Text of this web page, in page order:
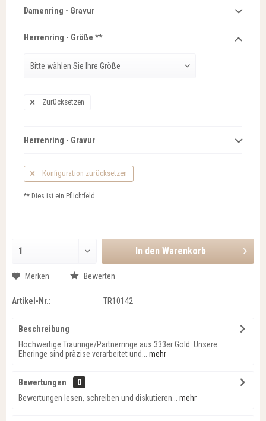
Damenring - Gravur
Herrenring - Größe **
Zurücksetzen
Herrenring - Gravur
Konfiguration zurücksetzen
** Dies ist ein Pflichtfeld.
In den Warenkorb
Merken Bewerten
Artikel-Nr.: TR10142
Beschreibung
Hochwertige Trauringe/Partnerringe aus 333er Gold. Unsere
Eheringe sind präzise verarbeitet und...
mehr
Bewertungen
0
Bewertungen lesen, schreiben und diskutieren...
mehr